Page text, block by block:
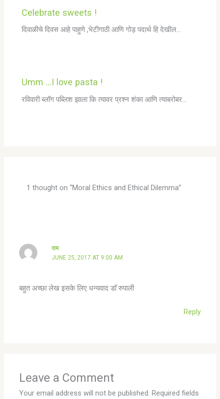
Celebrate sweets !
दिवाळीचे दिवस आहे पाहुणे ,भेटीगाठी आणि गोड़ पदार्थ हि देखील…
Umm …I love pasta !
रविवारी ब्लॉग पब्लिश झाला कि त्यावर प्रश्न शंका आणि त्याबरोबर…
1 thought on “Moral Ethics and Ethical Dilemma”
राम
JUNE 25, 2017 AT 9:00 AM
बहुत अच्छा लेख इसके लिए धन्यवाद डाॅ रुपाली
Reply
Leave a Comment
Your email address will not be published. Required fields